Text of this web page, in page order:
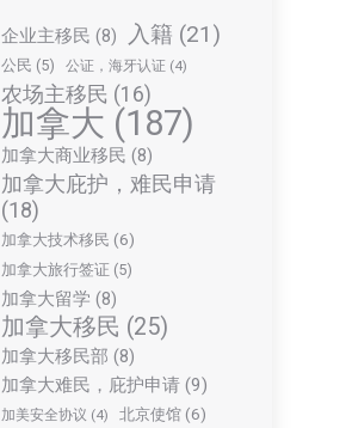
企业主移民 (8) 入籍 (21)
公民 (5) 公证，海牙认证 (4)
农场主移民 (16)
加拿大 (187)
加拿大商业移民 (8)
加拿大庇护，难民申请
(18)
加拿大技术移民 (6)
加拿大旅行签证 (5)
加拿大留学 (8)
加拿大移民 (25)
加拿大移民部 (8)
加拿大难民，庇护申请 (9)
加美安全协议 (4) 北京使馆 (6)